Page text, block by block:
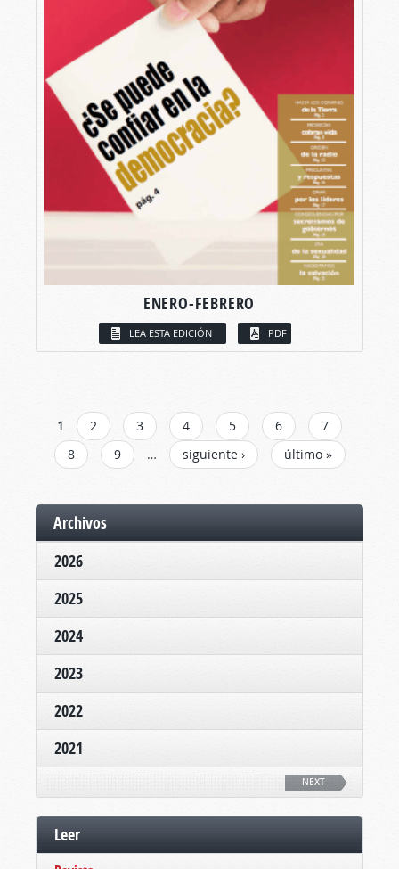
ENERO-FEBRERO
LEA ESTA EDICIÓN PDF
PÁGINAS
1 2 3 4 5 6
7
8
9 … siguiente › último »
Archivos
2026
2025
2024
2023
2022
2021
NEXT
Leer